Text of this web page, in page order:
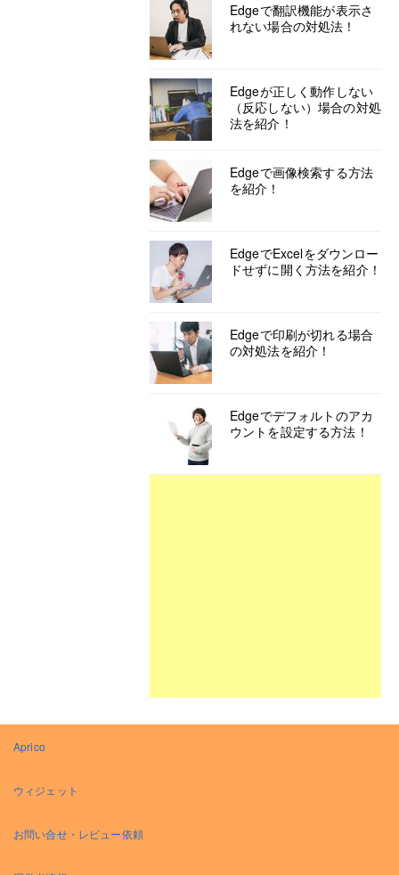
Edgeで翻訳機能が表示さ
れない場合の対処法！
Edgeが正しく動作しない
（反応しない）場合の対処
法を紹介！
Edgeで画像検索する方法
を紹介！
EdgeでExcelをダウンロー
ドせずに開く方法を紹介！
Edgeで印刷が切れる場合
の対処法を紹介！
Edgeでデフォルトのアカ
ウントを設定する方法！
Aprico
ウィジェット
お問い合せ・レビュー依頼